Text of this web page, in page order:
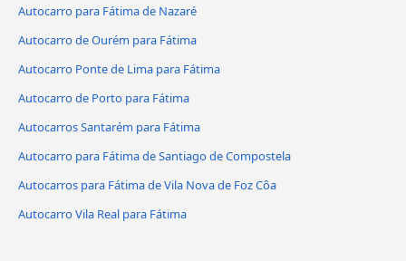
Autocarro para Fátima de Nazaré
Autocarro de Ourém para Fátima
Autocarro Ponte de Lima para Fátima
Autocarro de Porto para Fátima
Autocarros Santarém para Fátima
Autocarro para Fátima de Santiago de Compostela
Autocarros para Fátima de Vila Nova de Foz Côa
Autocarro Vila Real para Fátima